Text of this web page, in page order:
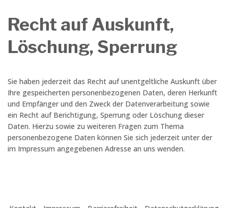
Recht auf Auskunft,
Löschung, Sperrung
Sie haben jederzeit das Recht auf unentgeltliche Auskunft über
Ihre gespeicherten personenbezogenen Daten, deren Herkunft
und Empfänger und den Zweck der Datenverarbeitung sowie
ein Recht auf Berichtigung, Sperrung oder Löschung dieser
Daten. Hierzu sowie zu weiteren Fragen zum Thema
personenbezogene Daten können Sie sich jederzeit unter der
im Impressum angegebenen Adresse an uns wenden.